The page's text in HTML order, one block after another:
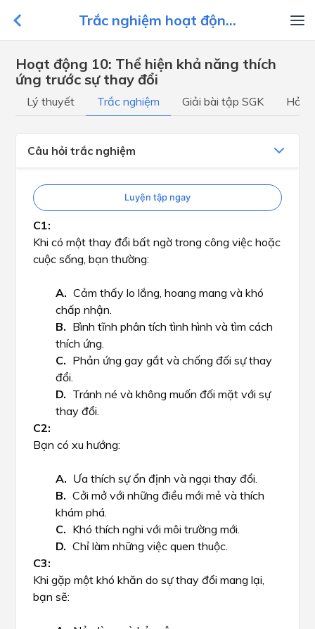
Trắc nghiệm hoạt độn...
Hoạt động 10: Thể hiện khả năng thích
ứng trước sự thay đổi
Lý thuyết Trắc nghiệm Giải bài tập SGK Hỏi
Câu hỏi trắc nghiệm
Luyện tập ngay
Khi có một thay đổi bất ngờ trong công việc hoặc
cuộc sống, bạn thường:
Cảm thấy lo lắng, hoang mang và khó
chấp nhận.
Bình tĩnh phân tích tình hình và tìm cách
thích ứng.
Phản ứng gay gắt và chống đối sự thay
đổi.
Tránh né và không muốn đối mặt với sự
thay đổi.
Bạn có xu hướng:
Ưa thích sự ổn định và ngại thay đổi.
Cởi mở với những điều mới mẻ và thích
khám phá.
Khó thích nghi với môi trường mới.
Chỉ làm những việc quen thuộc.
Khi gặp một khó khăn do sự thay đổi mang lại,
bạn sẽ: